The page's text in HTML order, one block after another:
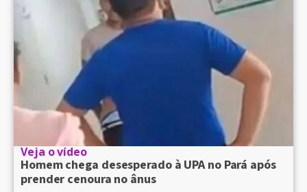
Veja o vídeo
Homem chega desesperado à UPA no Pará após
prender cenoura no ânus